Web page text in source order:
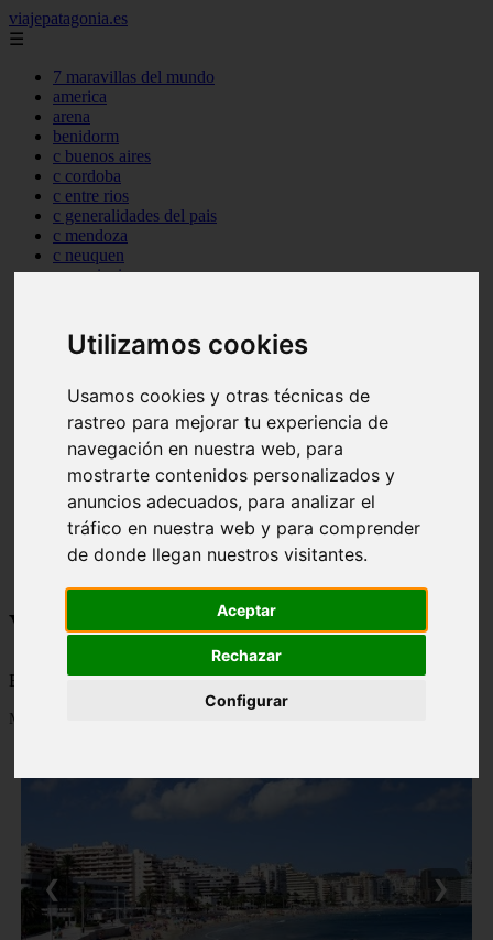
Utilizamos cookies
Usamos cookies y otras técnicas de
rastreo para mejorar tu experiencia de
navegación en nuestra web, para
mostrarte contenidos personalizados y
anuncios adecuados, para analizar el
tráfico en nuestra web y para comprender
de donde llegan nuestros visitantes.
Aceptar
Rechazar
Configurar
viajepatagonia.es
☰
7 maravillas del mundo
america
arena
benidorm
c buenos aires
c cordoba
c entre rios
c generalidades del pais
c mendoza
c neuquen
c provincias
c tierra de fuego
c tucuman
carmen
category
destinos
gijon
lanzarote
monumentos
naturaleza
san
Viajes a la Patagonia
Blog sobre la Patagonia en particular y sobre turismo en general
Mostrando 1 - 24 de 477 artículos
❮ ❯